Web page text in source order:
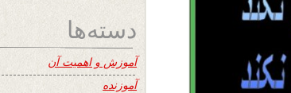
دسته‌ها
آموزش و اهمیت آن
آموزنده